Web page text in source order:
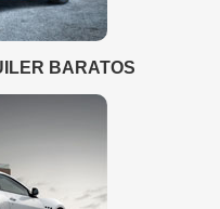
BARATOS